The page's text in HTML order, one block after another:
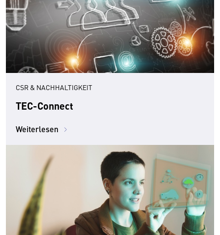
CSR & NACHHALTIGKEIT
TEC-Connect
Weiterlesen